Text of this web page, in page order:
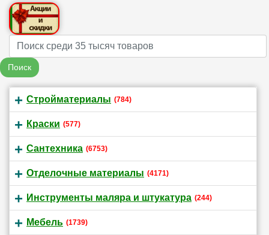
Name
Поиск
Стройматериалы (784)
Краски (577)
Сантехника (6753)
Отделочные материалы (4171)
Инструменты маляра и штукатура (244)
Мебель (1739)